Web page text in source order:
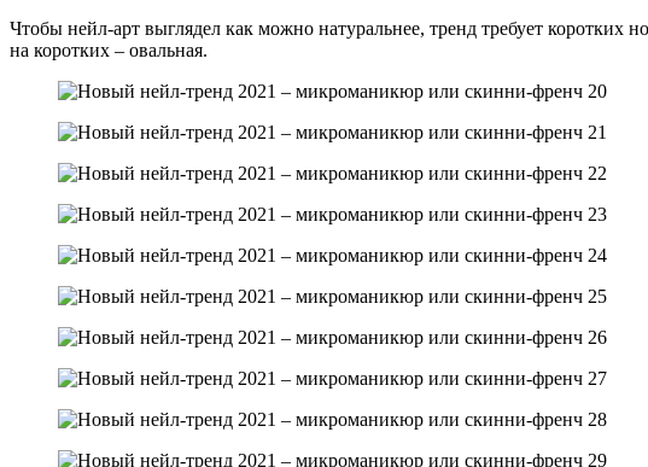
Чтобы нейл-арт выглядел как можно натуральнее, тренд требует
на коротких – овальная.